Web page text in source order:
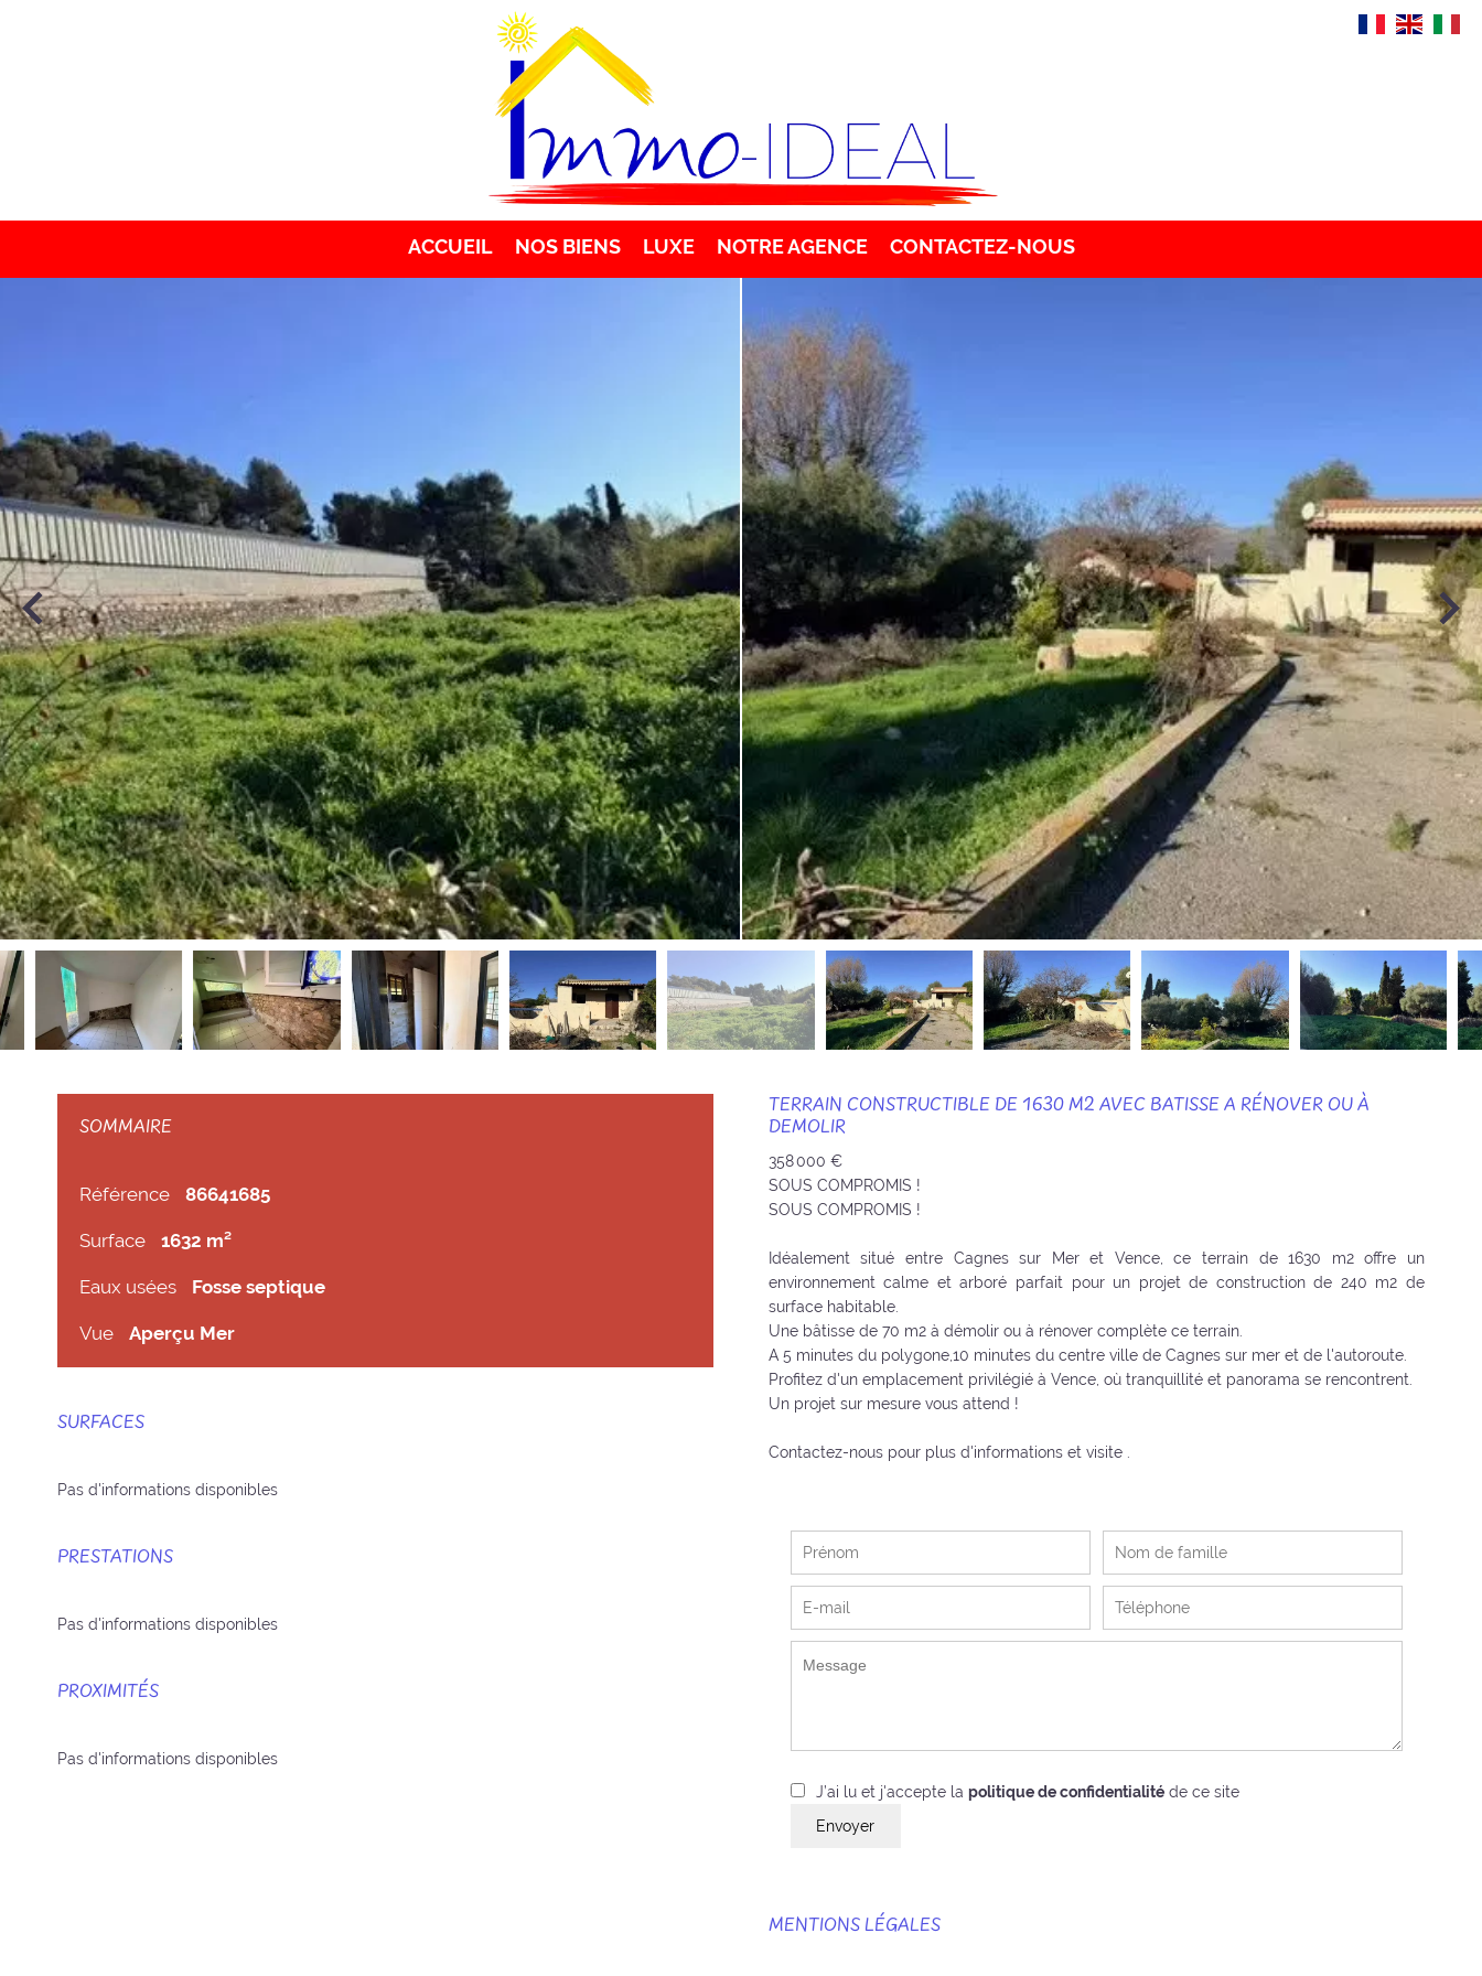
ACCUEIL NOS BIENS LUXE NOTRE AGENCE CONTACTEZ-NOUS
SOMMAIRE
Référence 86641685
Surface 1632 m²
Eaux usées Fosse septique
Vue Aperçu Mer
SURFACES
Pas d'informations disponibles
PRESTATIONS
Pas d'informations disponibles
PROXIMITÉS
Pas d'informations disponibles
TERRAIN CONSTRUCTIBLE DE 1630 M2 AVEC BATISSE A RÉNOVER OU À
DEMOLIR
358 000 €
SOUS COMPROMIS !
SOUS COMPROMIS !
Idéalement situé entre Cagnes sur Mer et Vence, ce terrain de 1630 m2 offre un
environnement calme et arboré parfait pour un projet de construction de 240 m2 de
surface habitable.
Une bâtisse de 70 m2 à démolir ou à rénover complète ce terrain.
A 5 minutes du polygone,10 minutes du centre ville de Cagnes sur mer et de l'autoroute.
Profitez d'un emplacement privilégié à Vence, où tranquillité et panorama se rencontrent.
Un projet sur mesure vous attend !
Contactez-nous pour plus d'informations et visite .
J’ai lu et j'accepte la politique de confidentialitéde ce site
Envoyer
MENTIONS LÉGALES